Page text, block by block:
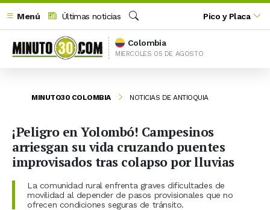
Menú
Últimas noticias
Buscar
Pico y Placa
Colombia
MIERCOLES 05 DE AGOSTO
MINUTO30 COLOMBIA NOTICIAS DE ANTIOQUIA
¡Peligro en Yolombó! Campesinos
arriesgan su vida cruzando puentes
improvisados tras colapso por lluvias
La comunidad rural enfrenta graves dificultades de
movilidad al depender de pasos provisionales que no
ofrecen condiciones seguras de tránsito.